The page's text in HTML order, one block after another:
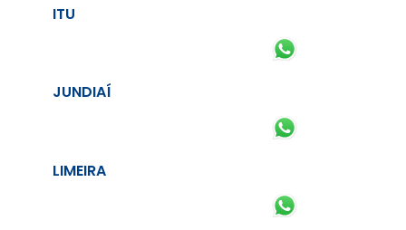
ITU
JUNDIAÍ
LIMEIRA